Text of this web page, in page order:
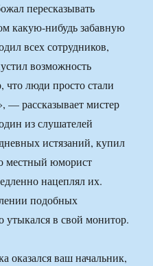
пересказывать
какую-нибудь забавную
всех сотрудников,
возможность
что люди просто стали
— рассказывает мистер
из слушателей
истязаний, купил
местный юморист
нацеплял их.
подобных
утыкался в свой монитор.
оказался ваш начальник,